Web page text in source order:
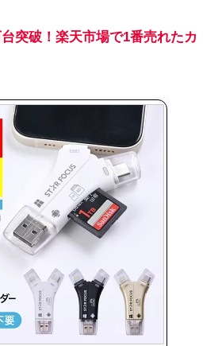
突破！楽天市場で1番売れたカ